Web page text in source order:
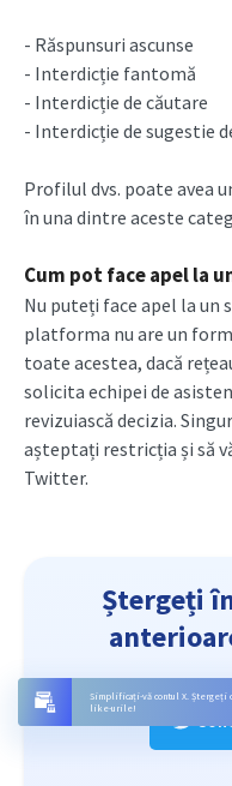
- Răspunsuri ascunse
- Interdicție fantomă
- Interdicție de căutare
- Interdicție de sugestie
Profilul dvs. poate avea
în una dintre aceste
Cum pot face apel la
Nu puteți face apel la un
platforma nu are un
toate acestea, dacă
solicita echipei de
revizuiască decizia.
așteptați restricția și să
Twitter.
Ștergeți
Simplificați-vă contul X. Ștergeți
like-urile!